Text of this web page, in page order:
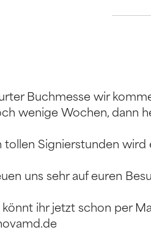
Buchmesse wir
wenige Wochen, dann
tollen Signierstunden
uns sehr auf euren
könnt ihr jetzt schon per